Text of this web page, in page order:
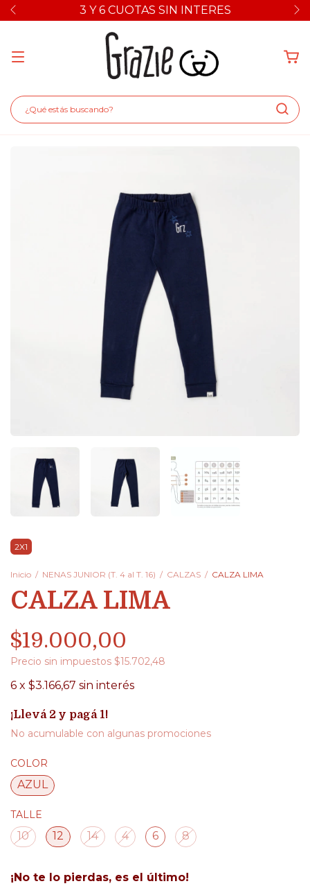
3 Y 6 CUOTAS SIN INTERES
2X1
Inicio / NENAS JUNIOR (T. 4 al T. 16) / CALZAS / CALZA LIMA
CALZA LIMA
$19.000,00
Precio sin impuestos $15.702,48
6 x $3.166,67 sin interés
¡Llevá 2 y pagá 1!
No acumulable con algunas promociones
COLOR
AZUL
TALLE
10 12 14 4 6 8
¡No te lo pierdas, es el último!